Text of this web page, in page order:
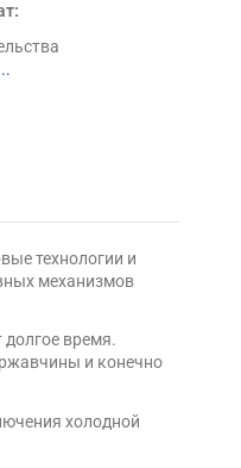
технологии и
механизмов
долгое время.
и конечно
холодной